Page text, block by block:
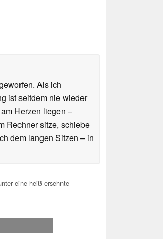
Als ich
ist seitdem nie wieder
Herzen liegen –
Rechner sitze, schiebe
dem langen Sitzen – in
eine heiß ersehnte